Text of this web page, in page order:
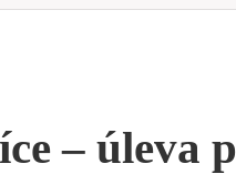
– úleva